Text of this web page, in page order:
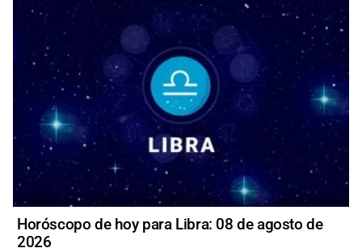
Horóscopo de hoy para Libra: 08 de agosto de
2026